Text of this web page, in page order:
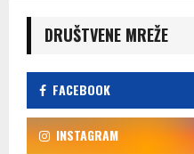
DRUŠTVENE MREŽE
FACEBOOK
INSTAGRAM